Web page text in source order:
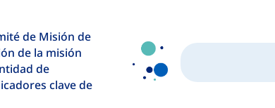
de Misión de
de la misión
de
clave de